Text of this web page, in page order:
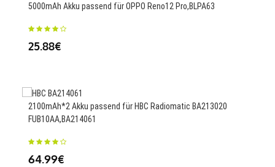
5000mAh Akku passend für OPPO Reno12 Pro,BLPA63
25.88€
2100mAh*2 Akku passend für HBC Radiomatic BA213020
FUB10AA,BA214061
64.99€